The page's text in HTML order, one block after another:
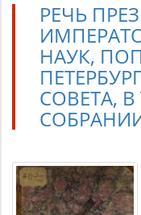
РЕЧЬ
НАУК,
СОВЕТА,